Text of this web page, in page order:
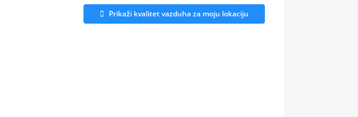
Prikaži kvalitet vazduha za moju lokaciju